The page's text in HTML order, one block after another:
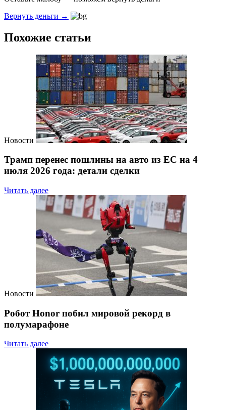
Вернуть деньги →
Похожие статьи
Новости
Трамп перенес пошлины на авто из ЕС на 4
июля 2026 года: детали сделки
Читать далее
Новости
Робот Honor побил мировой рекорд в
полумарафоне
Читать далее